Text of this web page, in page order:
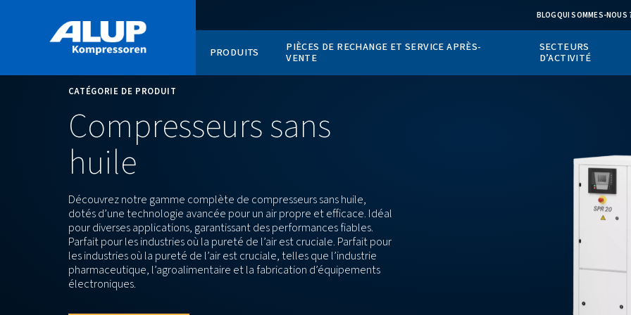
PRODUITS PIÈCES DE RECHANGE ET SERVICE APRÈS-
VENTE
CATÉGORIE DE PRODUIT
Compresseurs sans
huile
Découvrez notre gamme complète de compresseurs sans huile,
dotés d’une technologie avancée pour un air propre et efficace. Idéal
pour diverses applications, garantissant des performances fiables.